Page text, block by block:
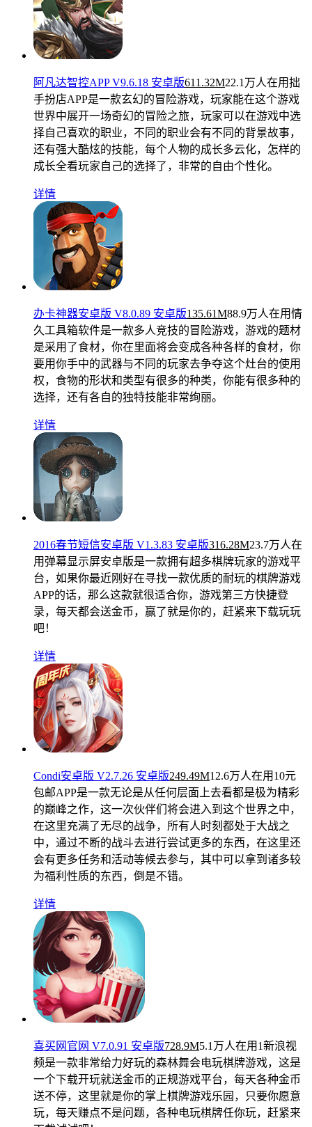
阿凡达智控APP V9.6.18 安卓版611.32M22.1万人在用拙
手扮店APP是一款玄幻的冒险游戏，玩家能在这个游戏
世界中展开一场奇幻的冒险之旅，玩家可以在游戏中选
择自己喜欢的职业，不同的职业会有不同的背景故事，
还有强大酷炫的技能，每个人物的成长多云化，怎样的
成长全看玩家自己的选择了，非常的自由个性化。
详情
办卡神器安卓版 V8.0.89 安卓版135.61M88.9万人在用情
久工具箱软件是一款多人竞技的冒险游戏，游戏的题材
是采用了食材，你在里面将会变成各种各样的食材，你
要用你手中的武器与不同的玩家去争夺这个灶台的使用
权，食物的形状和类型有很多的种类，你能有很多种的
选择，还有各自的独特技能非常绚丽。
详情
2016春节短信安卓版 V1.3.83 安卓版316.28M23.7万人在
用 弹幕显示屏安卓版是一款拥有超多棋牌玩家的游戏平
台，如果你最近刚好在寻找一款优质的耐玩的棋牌游戏
APP的话，那么这款就很适合你，游戏第三方快捷登
录，每天都会送金币，赢了就是你的，赶紧来下载玩玩
吧！
详情
Condi安卓版 V2.7.26 安卓版249.49M12.6万人在用 10元
包邮APP是一款无论是从任何层面上去看都是极为精彩
的巅峰之作，这一次伙伴们将会进入到这个世界之中，
在这里充满了无尽的战争，所有人时刻都处于大战之
中，通过不断的战斗去进行尝试更多的东西，在这里还
会有更多任务和活动等候去参与，其中可以拿到诸多较
为福利性质的东西，倒是不错。
详情
喜买网官网 V7.0.91 安卓版728.9M5.1万人在用 1新浪视
频是一款非常给力好玩的森林舞会电玩棋牌游戏，这是
一个下载开玩就送金币的正规游戏平台，每天各种金币
送不停，这里就是你的掌上棋牌游戏乐园，只要你愿意
玩，每天赚点不是问题，各种电玩棋牌任你玩，赶紧来